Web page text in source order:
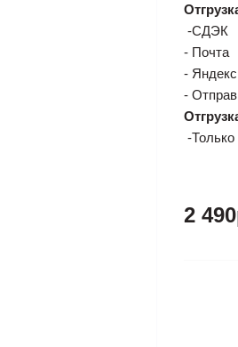
-СДЭК
- Почта
-
-
-
2